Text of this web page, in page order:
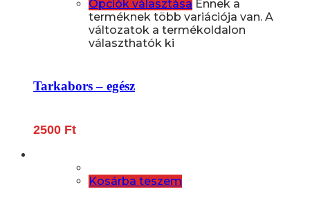
Opciók választása Ennek a
terméknek több variációja van. A
változatok a termékoldalon
választhatók ki
Tarkabors – egész
2500 Ft
Kosárba teszem